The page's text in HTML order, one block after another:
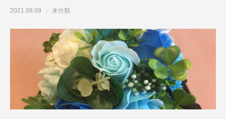
たは全半壊。
2021.08.09 未分類